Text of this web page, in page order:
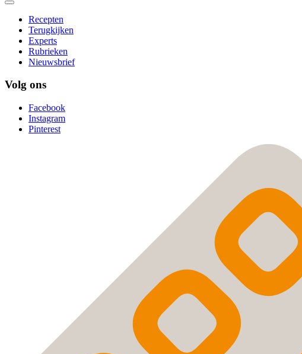
Recepten
Terugkijken
Experts
Rubrieken
Nieuwsbrief
Volg ons
Facebook
Instagram
Pinterest